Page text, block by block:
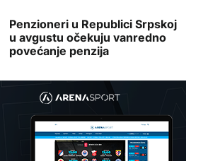
Penzioneri u Republici Srpskoj
u avgustu očekuju vanredno
povećanje penzija